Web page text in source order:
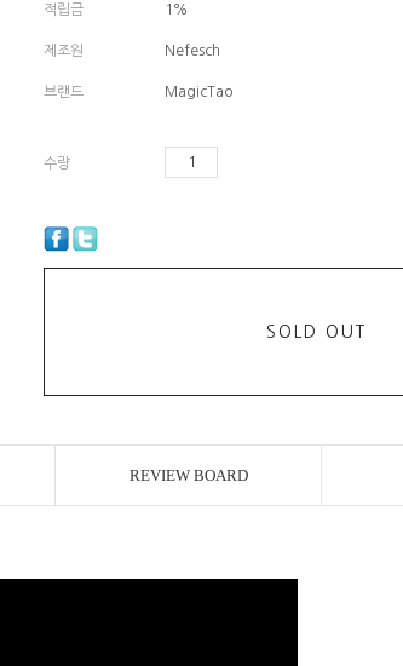
적립금 1%
제조원 Nefesch
브랜드 MagicTao
수량
SOLD OUT
REVIEW BOARD